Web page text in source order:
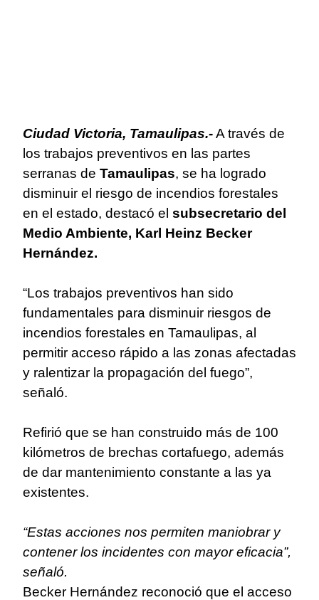
Ciudad Victoria, Tamaulipas.-A través de
los trabajos preventivos en las partes
serranas de Tamaulipas, se ha logrado
disminuir el riesgo de incendios forestales
en el estado, destacó el subsecretario del
Medio Ambiente, Karl Heinz Becker
Hernández.
“Los trabajos preventivos han sido
fundamentales para disminuir riesgos de
incendios forestales en Tamaulipas, al
permitir acceso rápido a las zonas afectadas
y ralentizar la propagación del fuego”,
señaló.
Refirió que se han construido más de 100
kilómetros de brechas cortafuego, además
de dar mantenimiento constante a las ya
existentes.
“Estas acciones nos permiten maniobrar y
contener los incidentes con mayor eficacia”,
señaló.
Becker Hernández reconoció que el acceso